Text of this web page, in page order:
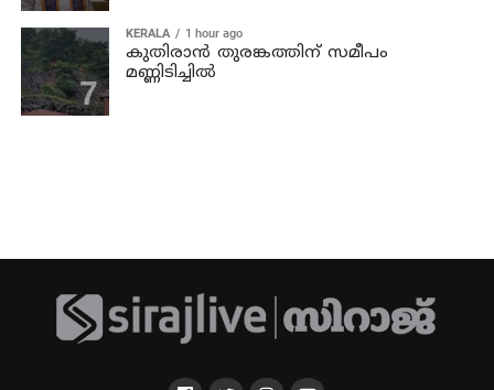
KERALA 1 hour ago
കുതിരാൻ തുരങ്കത്തിന് സമീപം
മണ്ണിടിച്ചിൽ